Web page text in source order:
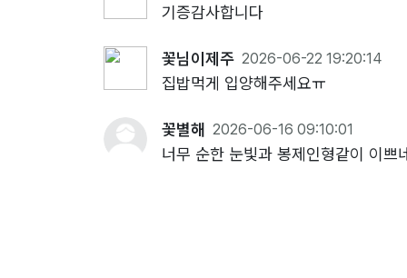
기증감사합니다
꽃님이제주 2026-06-22 19:20:14
집밥먹게 입양해주세요ㅠ
꽃별해 2026-06-16 09:10:01
너무 순한 눈빛과 봉제인형같이 이쁘